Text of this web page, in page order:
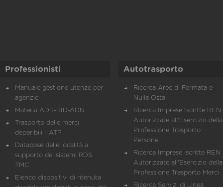
Professionisti
Manuale gestione utenze per
agenzie
Materia ADR-RID-ADN
Trasporto delle merci
deperibili - ATP
Database delle località a
supporto dei sistemi RDS
TMC
Elenco dispositivi di ritenuta
Autotrasporto
Ricerca Aree di Fermata e
Nulla Osta
Ricerca Imprese Iscritte REN
Autorizzate all'Esercizio della
Professione Trasporto
Persone
Ricerca Imprese iscritte REN
Autorizzate all'Esercizio della
Professione Trasporto Merci
Ricerca Servizi di Linea